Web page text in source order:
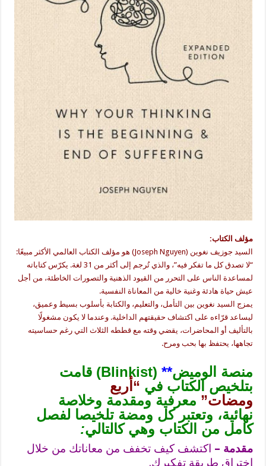
مؤلف الكتاب:
السيد جوزيف نغوين (Joseph Nguyen) هو مؤلف الكتاب العالمي الأكثر مبيعًا:
“لا تصدق كل ما تفكر فيه”، والذي تُرجم إلى أكثر من 31 لغة. يكرّس كتاباته
لمساعدة الناس على التحرر من القيود الذهنية والتصورات الخاطئة، من أجل
عيش حياة هادئة وغنية خالية من المعاناة النفسية.
يمزج السيد نغوين بين التأمل، والتعليم، والكتابة بأسلوب بسيط وعميق،
ليساعد قرّاءه على اكتشاف حقيقتهم الداخلية. وعندما لا يكون مشغولًا
بالتأليف أو المحاضرات، يقضي وقته مع قططه الثلاث التي رغم حساسيته
تجاهها، يحتفظ بها بحب ومرح.
منصة الوميض**
(Blinkist) قامت
بتلخيص الكتاب في “أربع
ومضات” معرفية ومقدمة وخلاصة
نهائية، وتعتبر كل ومضة تلخيصا لفصل
كامل من الكتاب وهي كالتالي:
مقدمة – اكتشف كيف تخفف من معاناتك من خلال
اختراق طريقة تفكيرك.